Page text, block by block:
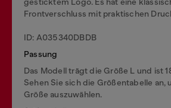
Frontverschluss mit praktischen
ID: A035340DBDB
Passung
Das Modell trägt die Größe L und ist
Sehen Sie sich die Größentabelle an,
Größe auszuwählen.